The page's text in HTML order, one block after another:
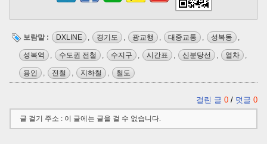
보람말 : DXLINE 경기도 광교행 대중교통 성복동
성복역 수도권 전철 수지구 시간표 신분당선 열차
용인 전철 지하철 철도
걸린 글 0 / 덧글 0
글 걸기 주소 : 이 글에는 글을 걸 수 없습니다.